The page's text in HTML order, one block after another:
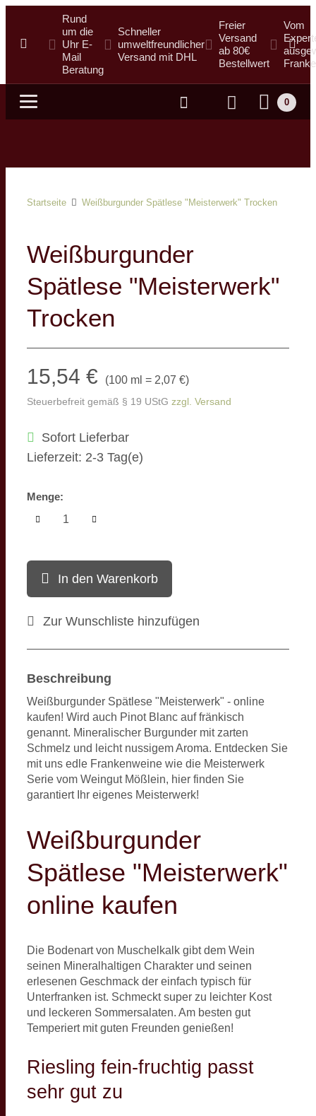
Rund
um die
Uhr E-
Mail
Beratung
Schneller
umweltfreundlicher
Versand mit DHL
Freier
Versand
ab 80€
Bestellwert
Vom
Suche
0
Startseite Weißburgunder Spätlese "Meisterwerk" Trocken
Weißburgunder
Spätlese "Meisterwerk"
Trocken
15,54 € (100 ml = 2,07 €)
Steuerbefreit gemäß § 19 UStG zzgl. Versand
Sofort Lieferbar
Lieferzeit: 2-3 Tag(e)
Menge:
In den Warenkorb
Zur Wunschliste hinzufügen
Beschreibung
Weißburgunder Spätlese "Meisterwerk" - online
kaufen! Wird auch Pinot Blanc auf fränkisch
genannt. Mineralischer Burgunder mit zarten
Schmelz und leicht nussigem Aroma. Entdecken Sie
mit uns edle Frankenweine wie die Meisterwerk
Serie vom Weingut Mößlein, hier finden Sie
garantiert Ihr eigenes Meisterwerk!
Weißburgunder
Spätlese "Meisterwerk"
online kaufen
Die Bodenart von Muschelkalk gibt dem Wein
seinen Mineralhaltigen Charakter und seinen
erlesenen Geschmack der einfach typisch für
Unterfranken ist. Schmeckt super zu leichter Kost
und leckeren Sommersalaten. Am besten gut
Temperiert mit guten Freunden genießen!
Riesling fein-fruchtig passt
sehr gut zu